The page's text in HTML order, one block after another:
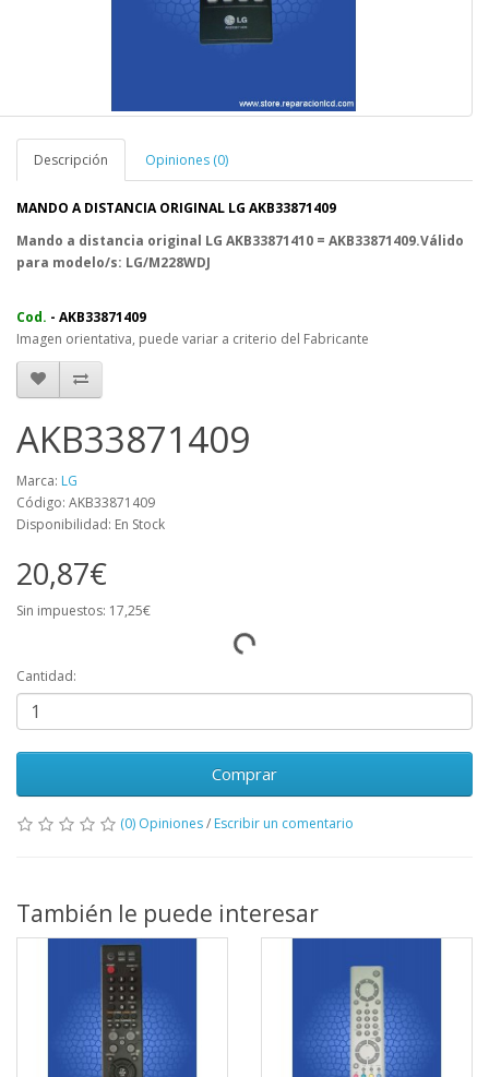
Descripción Opiniones (0)
MANDO A DISTANCIA ORIGINAL LG AKB33871409
Mando a distancia original LG AKB33871410 = AKB33871409.Válido
para modelo/s: LG/M228WDJ
Cod. - AKB33871409
Imagen orientativa, puede variar a criterio del Fabricante
AKB33871409
Marca: LG
Código: AKB33871409
Disponibilidad: En Stock
20,87€
Sin impuestos: 17,25€
Cantidad:
Comprar
(0) Opiniones/ Escribir un comentario
También le puede interesar